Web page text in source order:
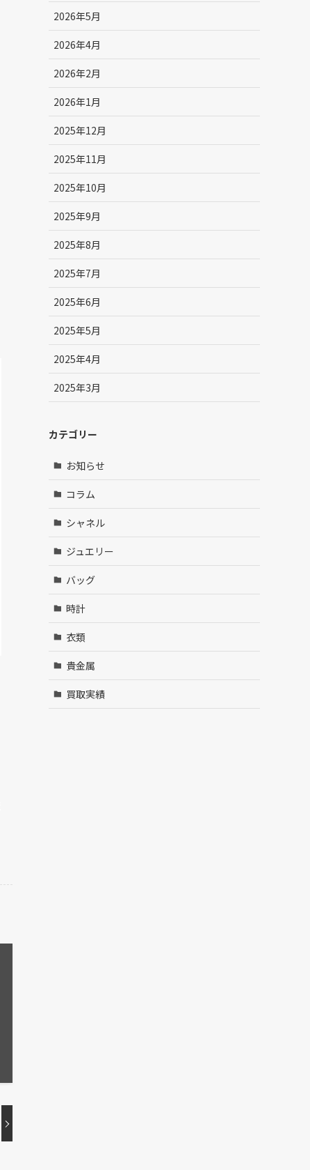
2026年5月
2026年4月
2026年2月
2026年1月
2025年12月
2025年11月
2025年10月
2025年9月
2025年8月
2025年7月
2025年6月
2025年5月
2025年4月
2025年3月
カテゴリー
お知らせ
コラム
シャネル
ジュエリー
バッグ
時計
衣類
貴金属
買取実績